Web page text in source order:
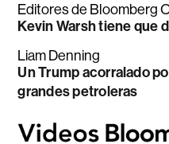
Editores de Bloomberg
Kevin Warsh tiene que
Liam Denning
Un Trump acorralado
grandes petroleras